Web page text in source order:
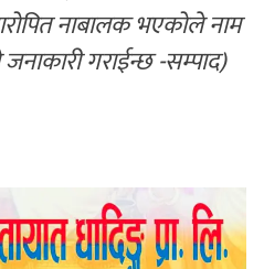
नाबालक भएकोले नाम
गराईन्छ -सम्पाद)